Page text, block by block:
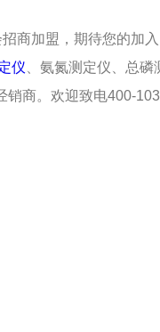
仪 、氨氮测定仪、总
商。欢迎致电400-